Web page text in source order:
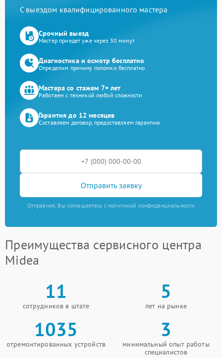
С выездом квалифицированного мастера
Срочный выезд
Мастер приедет уже через 30 минут
Диагностика и осмотр бесплатно
Определим причину поломки бесплатно
Мастера со стажем 7+ лет
Работаем с техникой любой сложности
Гарантия до 12 месяцев
Составляем договор, предоставляем гарантию
Отправить заявку
Отправляя, Вы соглашаетесь с политикой конфиденциальности
Преимущества сервисного центра
Midea
11
сотрудников в штате
5
лет на рынке
1035
отремонтированных устройств
3
минимальный опыт работы
специалистов